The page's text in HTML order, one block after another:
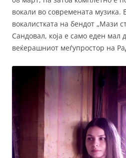
e
b
o
er l e
n
g
вокали во современата музика.
вокалистката на бендот „Мази
Сандовал, која е само еден мал
веќерашниот меѓупростор на